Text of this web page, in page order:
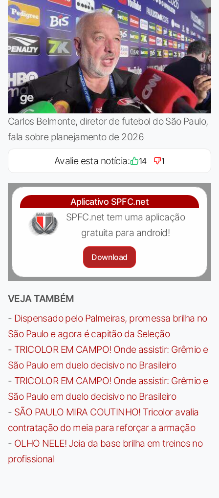
Carlos Belmonte, diretor de futebol do São Paulo,
fala sobre planejamento de 2026
Avalie esta notícia: 14 1
Aplicativo SPFC.net
SPFC.net tem uma aplicação
gratuita para android!
Download
VEJA TAMBÉM
- Dispensado pelo Palmeiras, promessa brilha no
São Paulo e agora é capitão da Seleção
- TRICOLOR EM CAMPO! Onde assistir: Grêmio e
São Paulo em duelo decisivo no Brasileiro
- TRICOLOR EM CAMPO! Onde assistir: Grêmio e
São Paulo em duelo decisivo no Brasileiro
- SÃO PAULO MIRA COUTINHO! Tricolor avalia
contratação do meia para reforçar a armação
- OLHO NELE! Joia da base brilha em treinos no
profissional